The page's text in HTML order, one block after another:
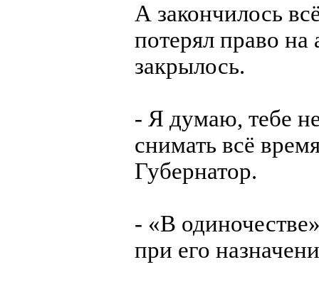
А закончилось
потерял право
закрылось.
- Я думаю, тебе
снимать всё
Губернатор.
- «В
при его